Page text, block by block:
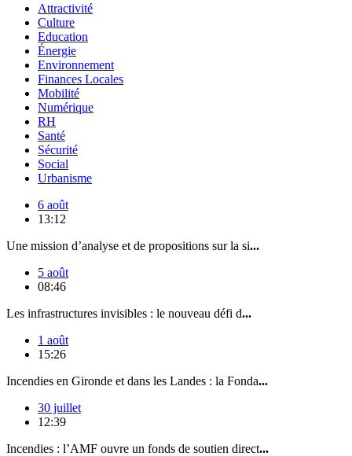
Attractivité
Culture
Education
Énergie
Environnement
Finances Locales
Mobilité
Numérique
RH
Santé
Sécurité
Social
Urbanisme
6 août
13:12
Une mission d’analyse et de propositions sur la si...
5 août
08:46
Les infrastructures invisibles : le nouveau défi d...
1 août
15:26
Incendies en Gironde et dans les Landes : la Fonda...
30 juillet
12:39
Incendies : l’AMF ouvre un fonds de soutien direct...